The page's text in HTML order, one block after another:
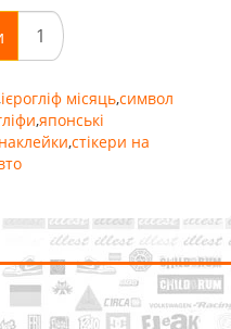
ієрогліф місяць,символ
,японські
,стікери на